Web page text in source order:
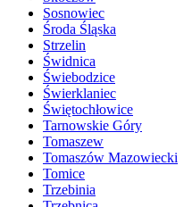
Sosnowiec
Środa Śląska
Strzelin
Świdnica
Świebodzice
Świerklaniec
Świętochłowice
Tarnowskie Góry
Tomaszew
Tomaszów Mazowiecki
Tomice
Trzebinia